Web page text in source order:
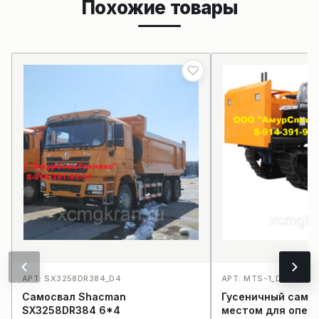
Похожие товары
АРТ: SX3258DR384_D4
Самосвал Shacman
SX3258DR384 6*4
АРТ: MTS-1_D13
Гусеничный
местом для